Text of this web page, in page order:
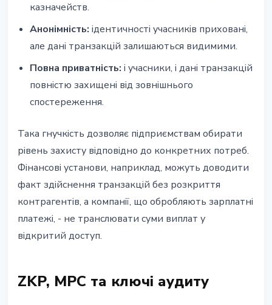
казначейств.
Анонімність: ідентичності учасників приховані,
але дані транзакцій залишаються видимими.
Повна приватність: і учасники, і дані транзакцій
повністю захищені від зовнішнього
спостереження.
Така гнучкість дозволяє підприємствам обирати
рівень захисту відповідно до конкретних потреб.
Фінансові установи, наприклад, можуть доводити
факт здійснення транзакцій без розкриття
контрагентів, а компанії, що обробляють зарплатні
платежі, - не транслювати суми виплат у
відкритий доступ.
ZKP, MPC та ключі аудиту